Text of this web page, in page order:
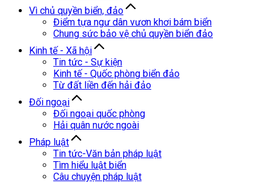
Vì chủ quyền biển, đảo
Điểm tựa ngư dân vươn khơi bám biển
Chung sức bảo vệ chủ quyền biển đảo
Kinh tế - Xã hội
Tin tức - Sự kiện
Kinh tế - Quốc phòng biển đảo
Từ đất liền đến hải đảo
Đối ngoại
Đối ngoại quốc phòng
Hải quân nước ngoài
Pháp luật
Tin tức-Văn bản pháp luật
Tìm hiểu luật biển
Câu chuyện pháp luật